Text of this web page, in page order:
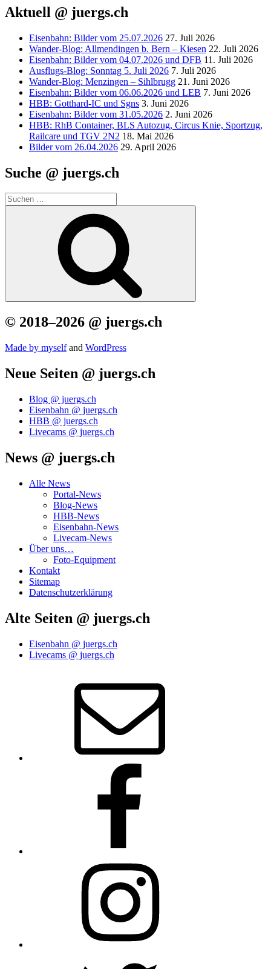
Aktuell @ juergs.ch
Eisenbahn: Bilder vom 25.07.2026 27. Juli 2026
Wander-Blog: Allmendingen b. Bern – Kiesen 22. Juli 2026
Eisenbahn: Bilder vom 04.07.2026 und DFB 11. Juli 2026
Ausflugs-Blog: Sonntag 5. Juli 2026 7. Juli 2026
Wander-Blog: Menzingen – Sihlbrugg 21. Juni 2026
Eisenbahn: Bilder vom 06.06.2026 und LEB 7. Juni 2026
HBB: Gotthard-IC und Sgns 3. Juni 2026
Eisenbahn: Bilder vom 31.05.2026 2. Juni 2026
HBB: RhB Container, BLS Autozug, Circus Knie, Sportzug,
Railcare und TGV 2N2 18. Mai 2026
Bilder vom 26.04.2026 29. April 2026
Suche @ juergs.ch
Suchen
nach:
© 2018–2026 @ juergs.ch
Made by mys­elfand Word­Press
Neue Seiten @ juergs.ch
Blog @ juergs.ch
Eisenbahn @ juergs.ch
HBB @ juergs.ch
Livecams @ juergs.ch
News @ juergs.ch
Alle News
Portal-News
Blog-News
HBB-News
Eisenbahn-News
Livecam-News
Über uns…
Foto-Equipment
Kontakt
Sitemap
Datenschutzerklärung
Alte Seiten @ juergs.ch
Eisenbahn @ juergs.ch
Livecams @ juergs.ch